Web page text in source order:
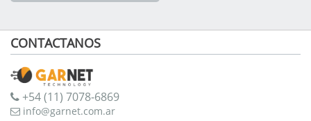
CONTACTANOS
+54 (11) 7078-6869
info@garnet.com.ar